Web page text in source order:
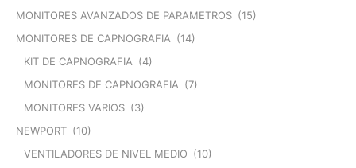
MONITORES AVANZADOS DE PARAMETROS (15)
MONITORES DE CAPNOGRAFIA (14)
KIT DE CAPNOGRAFIA (4)
MONITORES DE CAPNOGRAFIA (7)
MONITORES VARIOS (3)
NEWPORT (10)
VENTILADORES DE NIVEL MEDIO (10)